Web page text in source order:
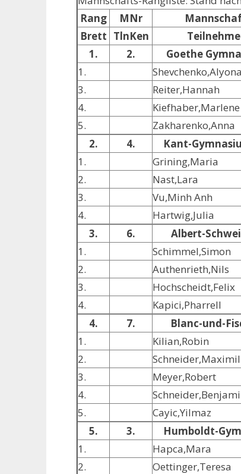
Rang
MNr
Brett TlnKen
1.
2. Goethe
1.
Shevchenko,Alyona
3.
Reiter,Hannah
4.
Kiefhaber,Marlene
5.
Zakharenko,Anna
2.
4. Kant-
1.
Grining,Maria
2.
Nast,Lara
3.
Vu,Minh Anh
4.
Hartwig,Julia
3.
6. Albert-
1.
Schimmel,Simon
2.
Authenrieth,Nils
3.
Hochscheidt,Felix
4.
Kapici,Pharrell
4.
7. Blanc-und-
1.
Kilian,Robin
2.
Schneider,Maximil
3.
Meyer,Robert
4.
Schneider,Benjami
5.
Cayic,Yilmaz
5.
3. Humboldt-
1.
Hapca,Mara
2.
Oettinger,Teresa